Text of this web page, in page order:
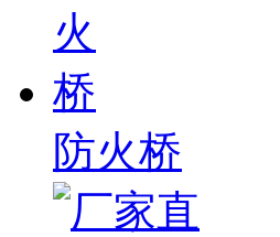
防火桥